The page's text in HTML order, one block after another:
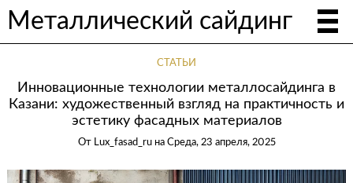
Металлический сайдинг
СТАТЬИ
Инновационные технологии металлосайдинга в
Казани: художественный взгляд на практичность и
эстетику фасадных материалов
От Lux_fasad_ru на Среда, 23 апреля, 2025